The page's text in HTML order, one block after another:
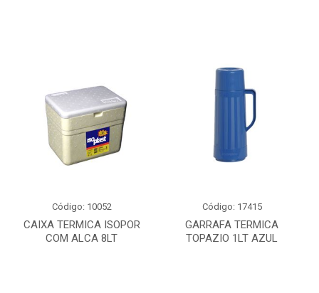
CAIXA TERMICA ISOPOR
COM ALCA 8LT
Código: 10052
GARRAFA TERMICA
TOPAZIO 1LT AZUL
Código: 17415